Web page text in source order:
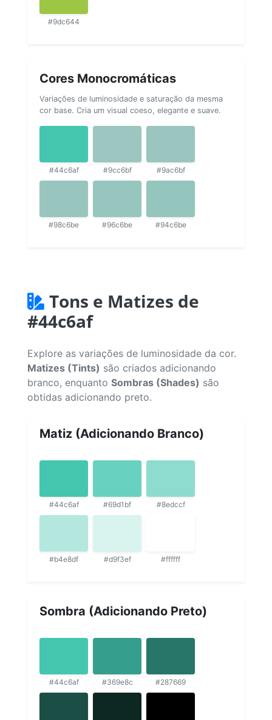
#9dc644
Cores Monocromáticas
Variações de luminosidade e saturação da mesma
cor base. Cria um visual coeso, elegante e suave.
#44c6af #9cc6bf #9ac6bf
#98c6be #96c6be #94c6be
Tons e Matizes de
#44c6af
Explore as variações de luminosidade da cor.
Matizes (Tints) são criados adicionando
branco, enquanto Sombras (Shades) são
obtidas adicionando preto.
Matiz (Adicionando Branco)
#44c6af #69d1bf #8edccf
#b4e8df #d9f3ef #ffffff
Sombra (Adicionando Preto)
#44c6af #369e8c #287669